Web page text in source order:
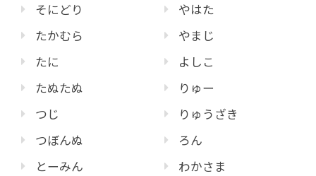
そにどり
たかむら
たに
たぬたぬ
つじ
つぼんぬ
とーみん
やはた
やまじ
よしこ
りゅー
りゅうざき
ろん
わかさま